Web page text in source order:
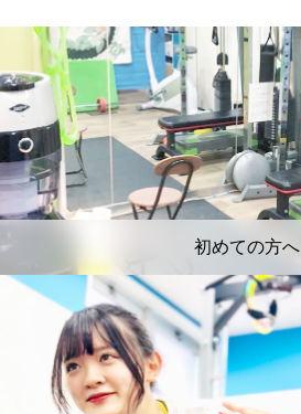
初めての方へ